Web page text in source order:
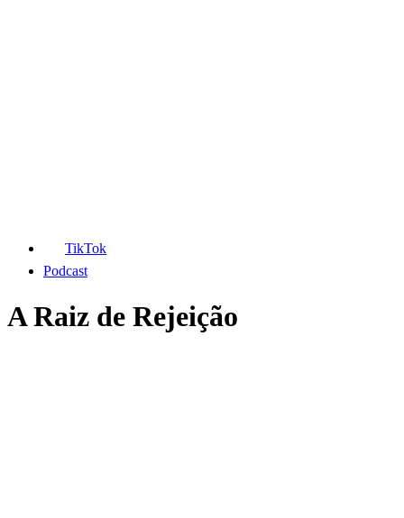
TikTok
Podcast
A Raiz de Rejeição